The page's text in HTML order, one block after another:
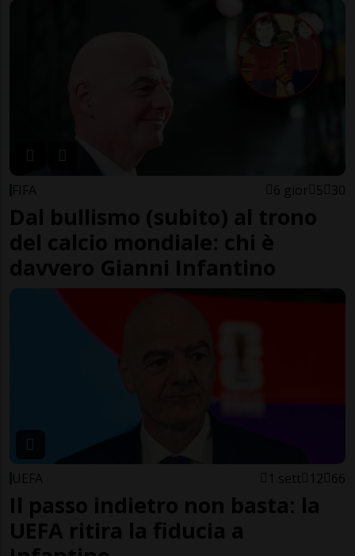
FIFA 6 gior 5 30
Dal bullismo (subito) al trono
del calcio mondiale: chi è
davvero Gianni Infantino
UEFA 1 sett 12 66
Il passo indietro non basta: la
UEFA ritira la fiducia a